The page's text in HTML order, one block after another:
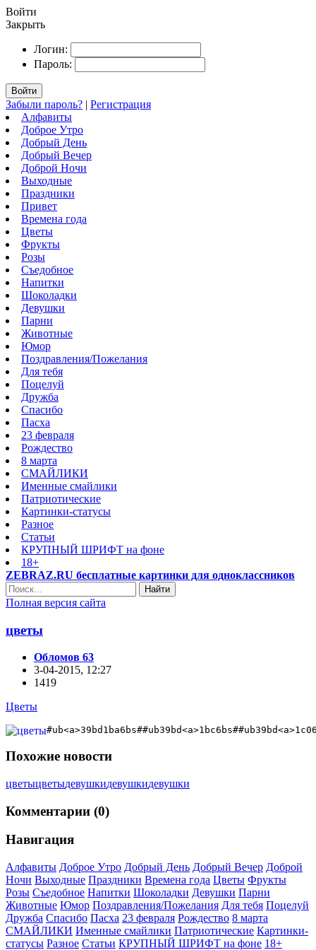
Войти
Закрыть
Логин:
Пароль:
Войти
Забыли пароль? | Регистрация
Алфавиты
Доброе Утро
Добрый День
Добрый Вечер
Доброй Ночи
Выходные
Праздники
Привет
Времена года
Цветы
Фрукты
Розы
Съедобное
Напитки
Шоколадки
Девушки
Парни
Животные
Юмор
Поздравления/Пожелания
Для тебя
Поцелуй
Дружба
Спасибо
Пасха
23 февраля
Рождество
8 марта
СМАЙЛИКИ
Именные смайлики
Патриотические
Картинки-статусы
Разное
Cтатьи
КРУПНЫЙ ШРИФТ на фоне
18+
ZEBRAZ.RU бесплатные картинки для одноклассников
Найти
Полная версия сайта
цветы
Обломов 63
3-04-2015, 12:27
1419
Цветы
Похожие новости
цветыцветыдевушкидевушкидевушки
Комментарии (0)
Навигация
Алфавиты Доброе Утро Добрый День Добрый Вечер Доброй
Ночи Выходные Праздники Времена года Цветы Фрукты
Розы Съедобное Напитки Шоколадки Девушки Парни
Животные Юмор Поздравления/Пожелания Для тебя Поцелуй
Дружба Спасибо Пасха 23 февраля Рождество 8 марта
СМАЙЛИКИ Именные смайлики Патриотические Картинки-
статусы Разное Cтатьи КРУПНЫЙ ШРИФТ на фоне 18+